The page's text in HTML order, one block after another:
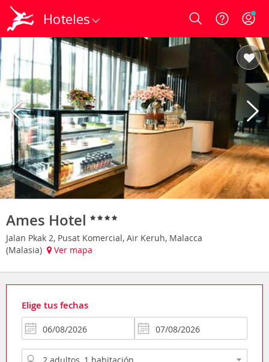
Hoteles Login
Ames Hotel
Jalan Pkak 2, Pusat Komercial, Air Keruh, Malacca
(Malasia)
Ver mapa
Elige tus fechas